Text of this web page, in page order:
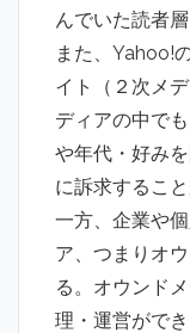
んでいた読者
また、Yahoo!
イト（２次メ
ディアの中で
や年代・好み
に訴求すること
一方、企業や
ア、つまりオ
る。オウンド
理・運営がで